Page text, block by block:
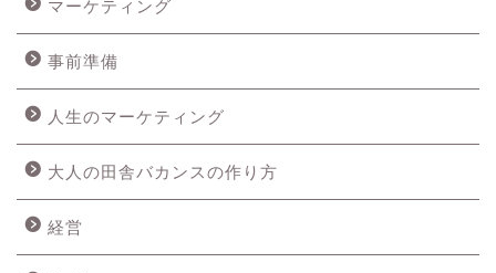
マーケティング
事前準備
人生のマーケティング
大人の田舎バカンスの作り方
経営